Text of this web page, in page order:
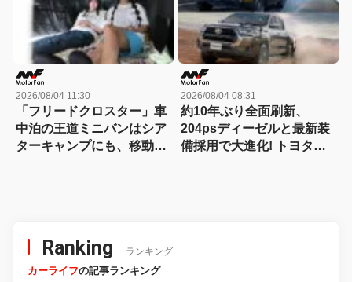
2026/08/04 11:30
「フリードクロスター」車
中泊の王道ミニバンはシア
ターキャンプにも、移動オ
2026/08/04 08:31
約10年ぶり全面刷新、
204psディーゼルと最新装
備採用で大進化! トヨタ新
Ranking ランキング
カーライフの記事ランキング